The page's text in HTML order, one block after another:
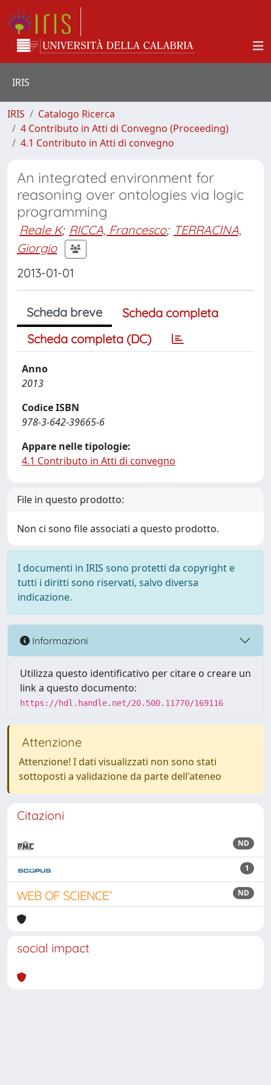
IRIS
IRIS
Catalogo Ricerca
4 Contributo in Atti di Convegno (Proceeding)
4.1 Contributo in Atti di convegno
An integrated environment for
reasoning over ontologies via logic
programming
Reale K; RICCA, Francesco; TERRACINA,
Giorgio
2013-01-01
Scheda breve
Scheda completa
Scheda completa (DC)
Anno
2013
Codice ISBN
978-3-642-39665-6
Appare nelle tipologie:
4.1 Contributo in Atti di convegno
File in questo prodotto:
Non ci sono file associati a questo prodotto.
I documenti in IRIS sono protetti da copyright e
tutti i diritti sono riservati, salvo diversa
indicazione.
Informazioni
Utilizza questo identificativo per citare o creare un
link a questo documento:
https://hdl.handle.net/20.500.11770/169116
Attenzione
Attenzione! I dati visualizzati non sono stati
sottoposti a validazione da parte dell'ateneo
Citazioni
ND
1
ND
social impact